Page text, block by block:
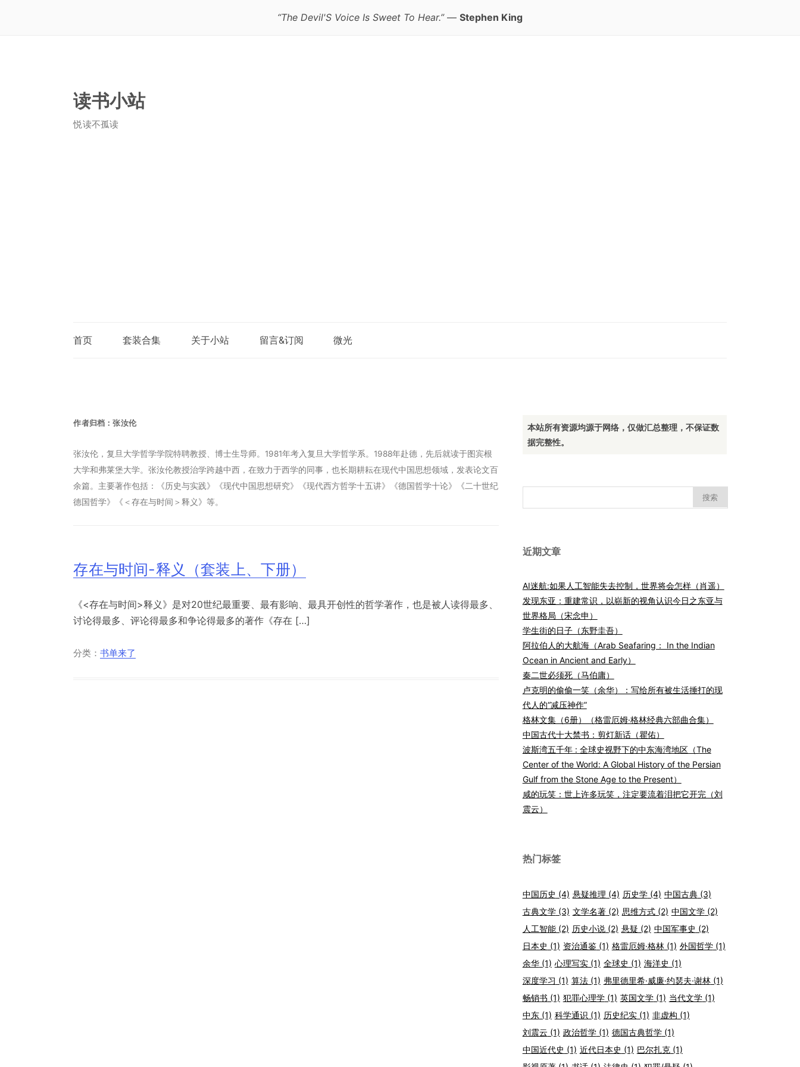
“The Devil'S Voice Is Sweet To Hear.”— Stephen King
读书小站
悦读不孤读
首页 套装合集 关于小站 留言&订阅 微光
作者归档：张汝伦
张汝伦，复旦大学哲学学院特聘教授、博士生导师。1981年考入复旦大学哲学系。1988年赴德，先后就读于图宾根
大学和弗莱堡大学。张汝伦教授治学跨越中西，在致力于西学的同事，也长期耕耘在现代中国思想领域，发表论文百
余篇。主要著作包括：《历史与实践》《现代中国思想研究》《现代西方哲学十五讲》《德国哲学十论》《二十世纪
德国哲学》《＜存在与时间＞释义》等。
存在与时间-释义（套装上、下册）
《<存在与时间>释义》是对20世纪最重要、最有影响、最具开创性的哲学著作，也是被人读得最多、
讨论得最多、评论得最多和争论得最多的著作《存在 […]
分类：书单来了
本站所有资源均源于网络，仅做汇总整理，不保证数
据完整性。
索：
近期文章
AI迷航:如果人工智能失去控制，世界将会怎样（肖遥）
发现东亚：重建常识，以崭新的视角认识今日之东亚与
世界格局（宋念申）
学生街的日子（东野圭吾）
阿拉伯人的大航海（Arab Seafaring： In the Indian
Ocean in Ancient and Early）
秦二世必须死（马伯庸）
卢克明的偷偷一笑（余华）：写给所有被生活捶打的现
代人的“减压神作”
格林文集（6册）（格雷厄姆·格林经典六部曲合集）
中国古代十大禁书：剪灯新话（瞿佑）
波斯湾五千年 : 全球史视野下的中东海湾地区（The
Center of the World: A Global History of the Persian
Gulf from the Stone Age to the Present）
咸的玩笑：世上许多玩笑，注定要流着泪把它开完（刘
震云）
热门标签
中国历史 (4) 悬疑推理 (4) 历史学(4) 中国古典(3)
古典文学(3) 文学名著(2) 思维方式(2) 中国文学(2)
人工智能(2) 历史小说(2) 悬疑 (2) 中国军事史 (2)
日本史 (1) 资治通鉴(1) 格雷厄姆·格林(1) 外国哲学(1)
余华(1) 心理写实(1) 全球史 (1) 海洋史 (1)
深度学习 (1) 算法(1) 弗里德里希·威廉·约瑟夫·谢林(1)
畅销书 (1) 犯罪心理学(1) 英国文学(1) 当代文学(1)
中东(1) 科学通识 (1) 历史纪实(1) 非虚构 (1)
刘震云 (1) 政治哲学(1) 德国古典哲学(1)
中国近代史 (1) 近代日本史 (1) 巴尔扎克(1)